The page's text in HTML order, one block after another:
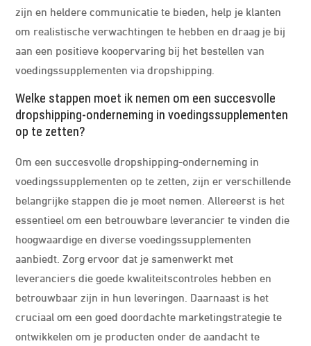
zijn en heldere communicatie te bieden, help je klanten
om realistische verwachtingen te hebben en draag je bij
aan een positieve koopervaring bij het bestellen van
voedingssupplementen via dropshipping.
Welke stappen moet ik nemen om een succesvolle
dropshipping-onderneming in voedingssupplementen
op te zetten?
Om een succesvolle dropshipping-onderneming in
voedingssupplementen op te zetten, zijn er verschillende
belangrijke stappen die je moet nemen. Allereerst is het
essentieel om een betrouwbare leverancier te vinden die
hoogwaardige en diverse voedingssupplementen
aanbiedt. Zorg ervoor dat je samenwerkt met
leveranciers die goede kwaliteitscontroles hebben en
betrouwbaar zijn in hun leveringen. Daarnaast is het
cruciaal om een goed doordachte marketingstrategie te
ontwikkelen om je producten onder de aandacht te